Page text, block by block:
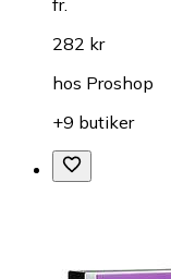
282 kr
hos Proshop
+9 butiker